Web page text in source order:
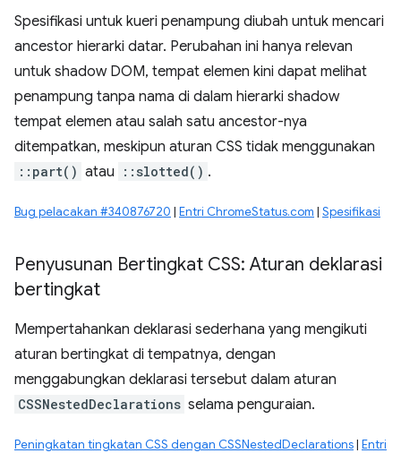
Spesifikasi untuk kueri penampung diubah untuk mencari
ancestor hierarki datar. Perubahan ini hanya relevan
untuk shadow DOM, tempat elemen kini dapat melihat
penampung tanpa nama di dalam hierarki shadow
tempat elemen atau salah satu ancestor-nya
ditempatkan, meskipun aturan CSS tidak menggunakan
::part() atau ::slotted() .
Bug pelacakan #340876720 | Entri ChromeStatus.com | Spesifikasi
Penyusunan Bertingkat CSS: Aturan deklarasi
bertingkat
Mempertahankan deklarasi sederhana yang mengikuti
aturan bertingkat di tempatnya, dengan
menggabungkan deklarasi tersebut dalam aturan
CSSNestedDeclarations selama penguraian.
Peningkatan tingkatan CSS dengan CSSNestedDeclarations| Entri